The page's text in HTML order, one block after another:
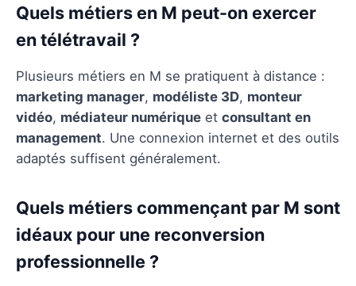
Quels métiers en M peut-on exercer
en télétravail ?
Plusieurs métiers en M se pratiquent à distance :
marketing manager, modéliste 3D, monteur
vidéo, médiateur numérique et consultant en
management. Une connexion internet et des outils
adaptés suffisent généralement.
Quels métiers commençant par M sont
idéaux pour une reconversion
professionnelle ?